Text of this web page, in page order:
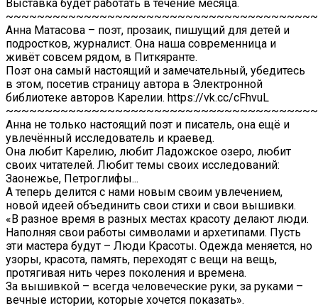
Выставка будет работать в течение месяца.
Анна Матасова – поэт, прозаик, пишущий для детей и
подростков, журналист. Она наша современница и
живёт совсем рядом, в Питкяранте.
Поэт она самый настоящий и замечательный, убедитесь
в этом, посетив страницу автора в Электронной
библиотеке авторов Карелии. https://vk.cc/cFhvuL
Анна не только настоящий поэт и писатель, она ещё и
увлечённый исследователь и краевед.
Она любит Карелию, любит Ладожское озеро, любит
своих читателей. Любит темы своих исследований:
Заонежье, Петроглифы...
А теперь делится с нами новым своим увлечением,
новой идеей объединить свои стихи и свои вышивки.
«В разное время в разных местах красоту делают люди.
Наполняя свои работы символами и архетипами. Пусть
эти мастера будут – Люди Красоты. Одежда меняется, но
узоры, красота, память, переходят с вещи на вещь,
протягивая нить через поколения и времена.
За вышивкой – всегда человеческие руки, за руками –
вечные истории, которые хочется показать».